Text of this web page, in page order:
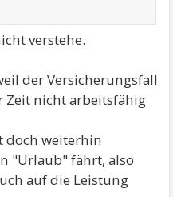
verstehe.
der Versicherungsfall
Zeit nicht arbeitsfähig
doch weiterhin
"Urlaub" fährt, also
auf die Leistung